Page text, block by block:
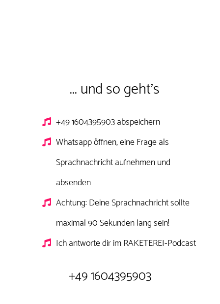
... und so geht's
+49 1604395903 abspeichern
Whatsapp öffnen, eine Frage als
Sprachnachricht aufnehmen und
absenden
Achtung: Deine Sprachnachricht sollte
maximal 90 Sekunden lang sein!
Ich antworte dir im RAKETEREI-Podcast
+49 1604395903